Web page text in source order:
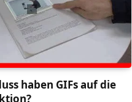
haben GIFs auf die